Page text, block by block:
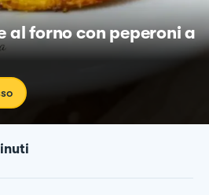
al forno con peperoni a